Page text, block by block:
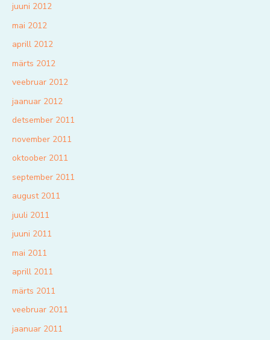
juuni 2012
mai 2012
aprill 2012
märts 2012
veebruar 2012
jaanuar 2012
detsember 2011
november 2011
oktoober 2011
september 2011
august 2011
juuli 2011
juuni 2011
mai 2011
aprill 2011
märts 2011
veebruar 2011
jaanuar 2011